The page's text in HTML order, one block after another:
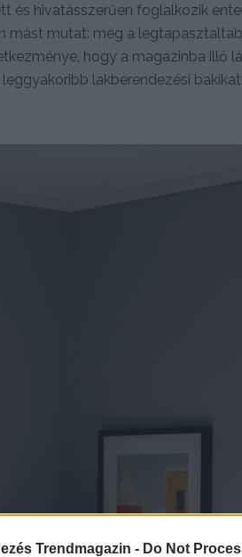
Trendmagazin - Do Not
és hivatásszerűen foglalkozik
mást mutat: még a
hogy a magazinba illő
lakberendezési